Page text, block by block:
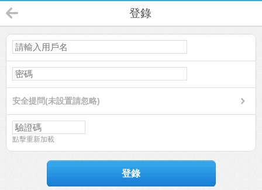
登錄
安全提問(未設置請忽略)
點擊重新加載
登錄